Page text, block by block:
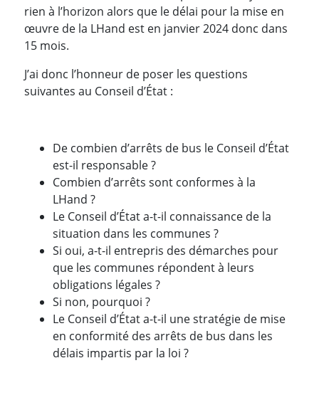
rien à l’horizon alors que le délai pour la mise en
œuvre de la LHand est en janvier 2024 donc dans
15 mois.
J’ai donc l’honneur de poser les questions
suivantes au Conseil d’État :
De combien d’arrêts de bus le Conseil d’État
est-il responsable ?
Combien d’arrêts sont conformes à la
LHand ?
Le Conseil d’État a-t-il connaissance de la
situation dans les communes ?
Si oui, a-t-il entrepris des démarches pour
que les communes répondent à leurs
obligations légales ?
Si non, pourquoi ?
Le Conseil d’État a-t-il une stratégie de mise
en conformité des arrêts de bus dans les
délais impartis par la loi ?